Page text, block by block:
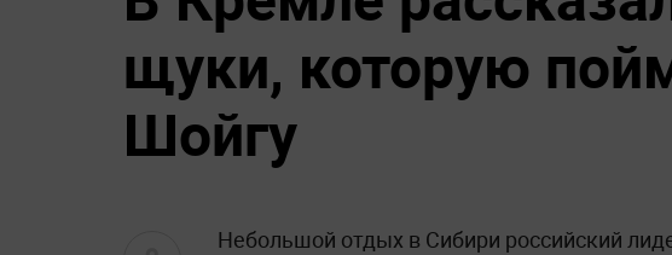
щуки, которую
Шойгу
Небольшой отдых в Сибири российский